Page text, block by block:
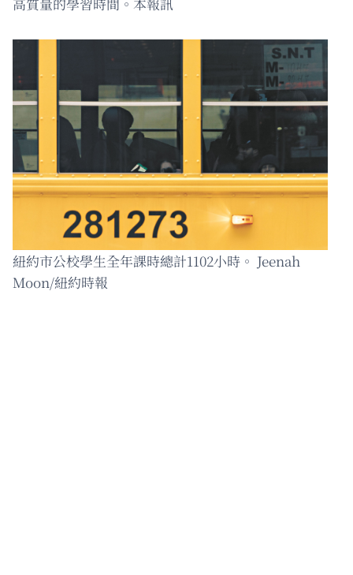
紐約市公校學生全年課時總計1102小時。 Jeenah
Moon/紐約時報